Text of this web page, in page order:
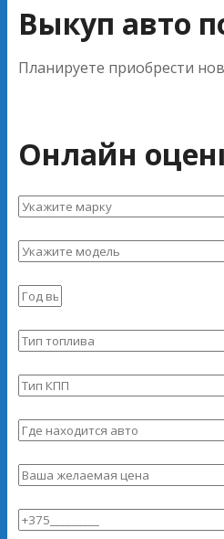
Выкуп авто
Планируете приобрести
Онлайн